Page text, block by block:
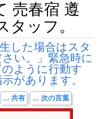
売春宿 遵
タッフ。
した場合はスタ
い。」緊急時に
ように行動す
があります。
... 共有 ... 次の言葉